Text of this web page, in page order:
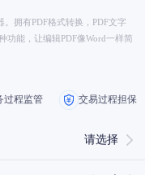
拥有PDF格式转换，PDF文字
功能，让编辑PDF像Word一样简
过程监管 交易过程担保
请选择